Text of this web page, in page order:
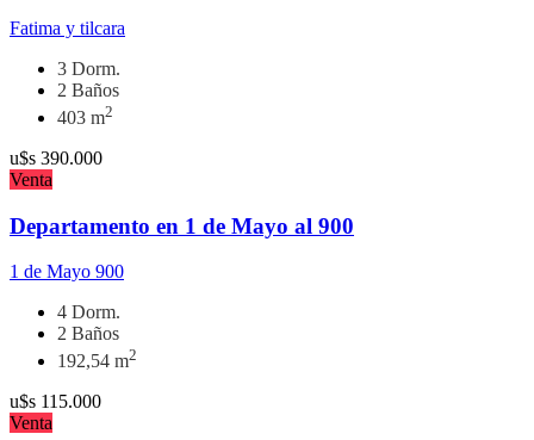
Fatima y tilcara
3 Dorm.
2 Baños
403 m2
u$s 390.000
Venta
Departamento en 1 de Mayo al 900
1 de Mayo 900
4 Dorm.
2 Baños
192,54 m2
u$s 115.000
Venta